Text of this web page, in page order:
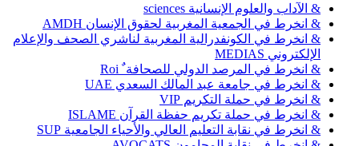
& الآداب والعلوم الإنسانية sciences
& انخرط في الجمعية المغربية لحقوق الإنسان AMDH
& انخرط في الكونفدرالية المغربية لناشري الصحف والإعلام
الإلكتروني MEDIAS
& انخرط في المرصد الدولي للصحافة ٌ Roi
& انخرط في جامعة عبد المالك السعدي UAE
& انخرط في حملة التكريم VIP
& انخرط في حملة تكريم حفظة القرآن ISLAME
& انخرط في نقابة التعليم العالي والأحياء الجامعية SUP